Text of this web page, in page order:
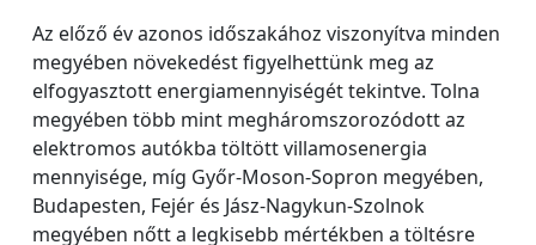
Az előző év azonos időszakához viszonyítva minden
megyében növekedést figyelhettünk meg az
elfogyasztott energiamennyiségét tekintve. Tolna
megyében több mint megháromszorozódott az
elektromos autókba töltött villamosenergia
mennyisége, míg Győr-Moson-Sopron megyében,
Budapesten, Fejér és Jász-Nagykun-Szolnok
megyében nőtt a legkisebb mértékben a töltésre